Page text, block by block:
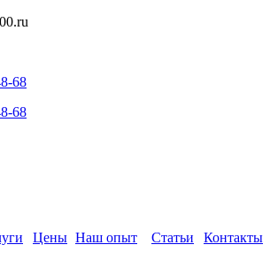
68
68
Цены Наш опыт Статьи Контакты